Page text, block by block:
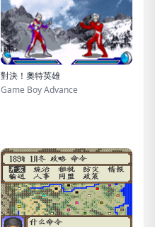
對決！奧特英雄
Game Boy Advance